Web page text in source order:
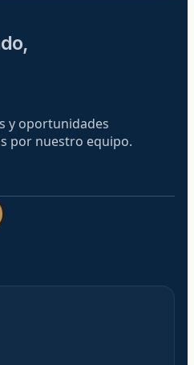
y oportunidades
por nuestro equipo.